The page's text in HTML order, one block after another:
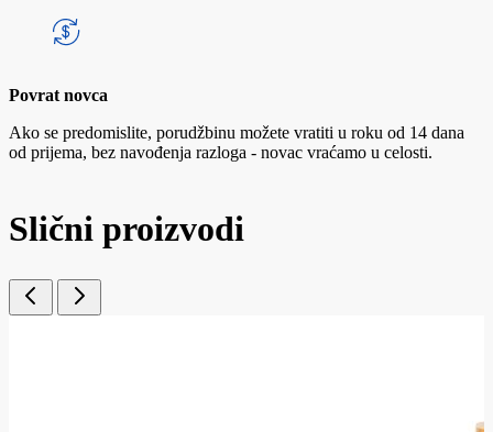
Povrat novca
Ako se predomislite, porudžbinu možete vratiti u roku od 14 dana
od prijema, bez navođenja razloga - novac vraćamo u celosti.
Slični proizvodi